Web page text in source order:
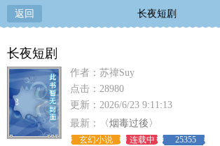
返回 长夜短剧
长夜短剧
作者：苏禕Suy
点击：28980
更新：2026/6/23 9:11:13
最新：
〈烟毒过後〉
玄幻小说 连载中 25355